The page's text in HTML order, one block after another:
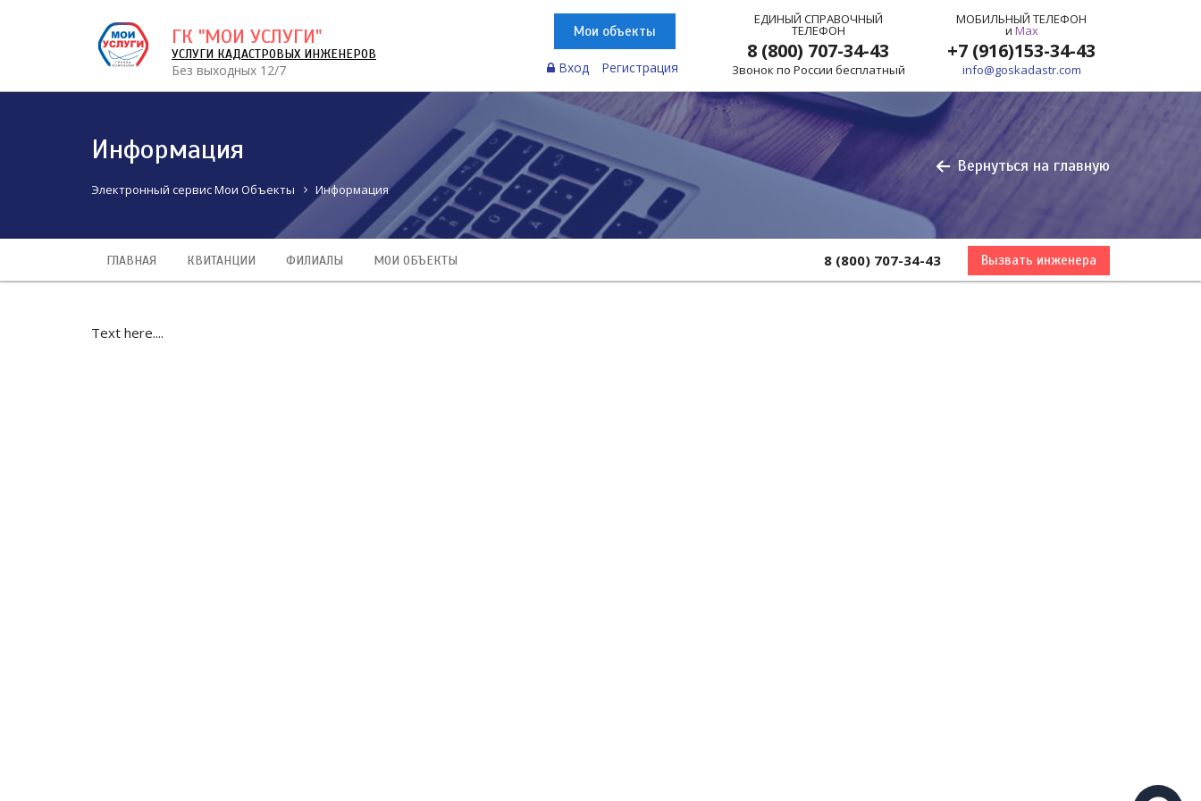
ГК "МОИ УСЛУГИ"
УСЛУГИ КАДАСТРОВЫХ ИНЖЕНЕРОВ
Без выходных 12/7
Мои объекты
Вход Регистрация
ЕДИНЫЙ СПРАВОЧНЫЙ
ТЕЛЕФОН
8 (800) 707-34-43
Звонок по России бесплатный
МОБИЛЬНЫЙ ТЕЛЕФОН
и Max
+7 (916)153-34-43
info@goskadastr.com
Информация
Электронный сервис Мои Объекты Информация
Вернуться на главную
Вызвать инженера
8 (800) 707-34-43
ГЛАВНАЯ КВИТАНЦИИ ФИЛИАЛЫ МОИ ОБЪЕКТЫ
Text here....